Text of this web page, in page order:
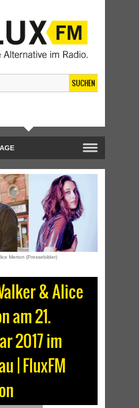
SUCHEN
Merton (Pressebilder)
& Alice
am 21.
2017 im
| FluxFM